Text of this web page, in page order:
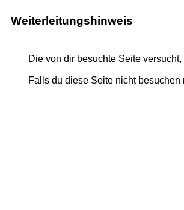
Weiterleitungshinweis
Die von dir besuchte Seite versucht,
Falls du diese Seite nicht besuchen